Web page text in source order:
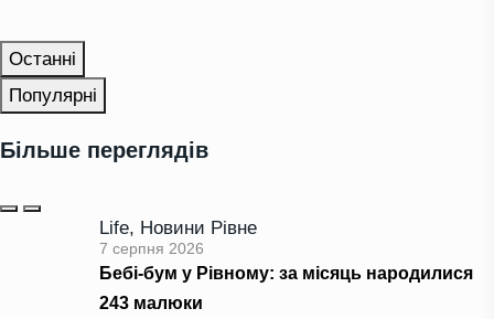
Останні
Популярні
Більше переглядів
Life, Новини Рівне
7 серпня 2026
Бебі-бум у Рівному: за місяць народилися
243 малюки